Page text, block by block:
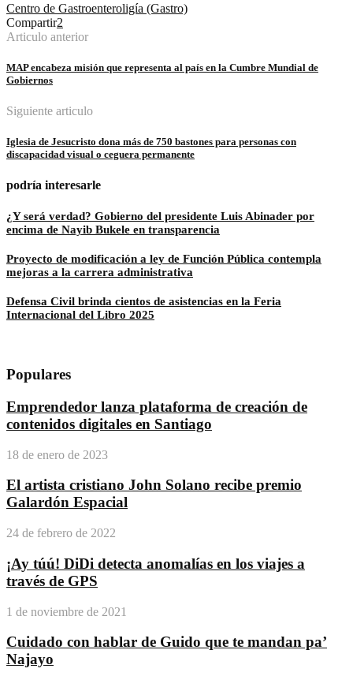
Centro de Gastroenteroligía (Gastro)
Compartir2
Articulo anterior
MAP encabeza misión que representa al país en la Cumbre Mundial de
Gobiernos
Siguiente articulo
Iglesia de Jesucristo dona más de 750 bastones para personas con
discapacidad visual o ceguera permanente
podría interesarle
¿Y será verdad? Gobierno del presidente Luis Abinader por
encima de Nayib Bukele en transparencia
Proyecto de modificación a ley de Función Pública contempla
mejoras a la carrera administrativa
Defensa Civil brinda cientos de asistencias en la Feria
Internacional del Libro 2025
Populares
Emprendedor lanza plataforma de creación de
contenidos digitales en Santiago
18 de enero de 2023
El artista cristiano John Solano recibe premio
Galardón Espacial
24 de febrero de 2022
¡Ay túú! DiDi detecta anomalías en los viajes a
través de GPS
1 de noviembre de 2021
Cuidado con hablar de Guido que te mandan pa’
Najayo